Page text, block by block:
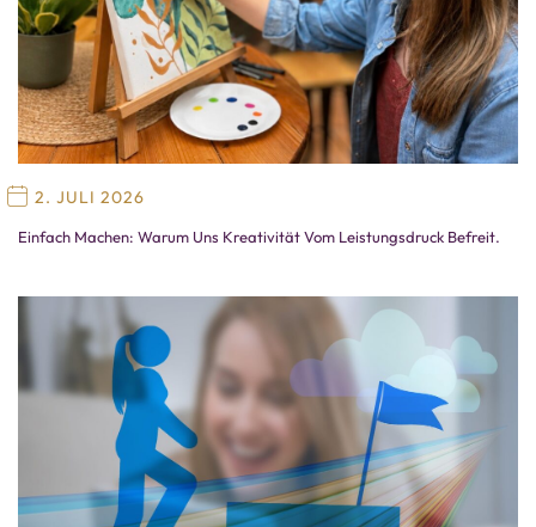
2. JULI 2026
Einfach Machen: Warum Uns Kreativität Vom Leistungsdruck Befreit.